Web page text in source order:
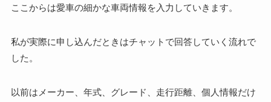
ここからは愛車の細かな車両情報を入力していきます。
私が実際に申し込んだときはチャットで回答していく流れで
した。
以前はメーカー、年式、グレード、走行距離、個人情報だけ